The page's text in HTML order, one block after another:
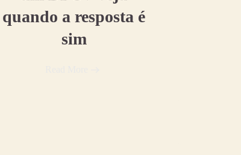
quando a resposta é
sim